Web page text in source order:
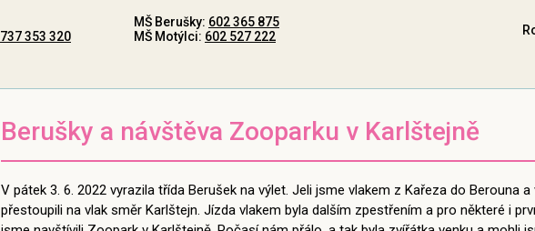
737 353 320
MŠ Berušky: 602 365 875
MŠ Motýlci: 602 527 222
Berušky a návštěva Zooparku v Karlštejně
V pátek 3. 6. 2022 vyrazila třída Berušek na výlet. Jeli jsme vlakem z Kařeza do Berouna a
přestoupili na vlak směr Karlštejn. Jízda vlakem byla dalším zpestřením a pro některé i